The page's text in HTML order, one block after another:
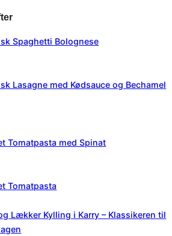
Spaghetti Bolognese
Lasagne med Kødsauce og Bechamel
Tomatpasta med Spinat
Tomatpasta
Lækker Kylling i Karry – Klassikeren til